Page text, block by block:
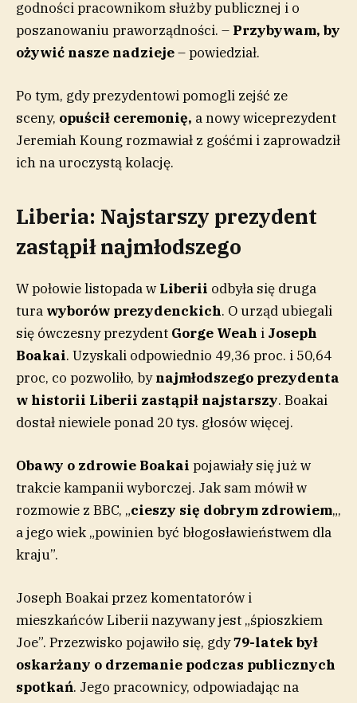
godności pracownikom służby publicznej i o
poszanowaniu praworządności. – Przybywam, by
ożywić nasze nadzieje– powiedział.
Po tym, gdy prezydentowi pomogli zejść ze
sceny, opuścił ceremonię, a nowy wiceprezydent
Jeremiah Koung rozmawiał z gośćmi i zaprowadził
ich na uroczystą kolację.
Liberia: Najstarszy prezydent
zastąpił najmłodszego
W połowie listopada w Liberii odbyła się druga
tura wyborów prezydenckich. O urząd ubiegali
się ówczesny prezydent Gorge Weah i Joseph
Boakai. Uzyskali odpowiednio 49,36 proc. i 50,64
proc, co pozwoliło, bynajmłodszego prezydenta
w historii Liberii zastąpił najstarszy. Boakai
dostał niewiele ponad 20 tys. głosów więcej.
Obawy o zdrowie Boakai pojawiały się już w
trakcie kampanii wyborczej. Jak sam mówił w
rozmowie z BBC, „cieszy się dobrym zdrowiem„,
a jego wiek „powinien być błogosławieństwem dla
kraju”.
Joseph Boakai przez komentatorów i
mieszkańców Liberii nazywany jest „śpioszkiem
Joe”. Przezwisko pojawiło się, gdy79-latek był
oskarżany o drzemanie podczas publicznych
spotkań. Jego pracownicy, odpowiadając na